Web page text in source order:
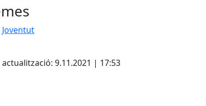
Joventut
9.11.2021 | 17:53